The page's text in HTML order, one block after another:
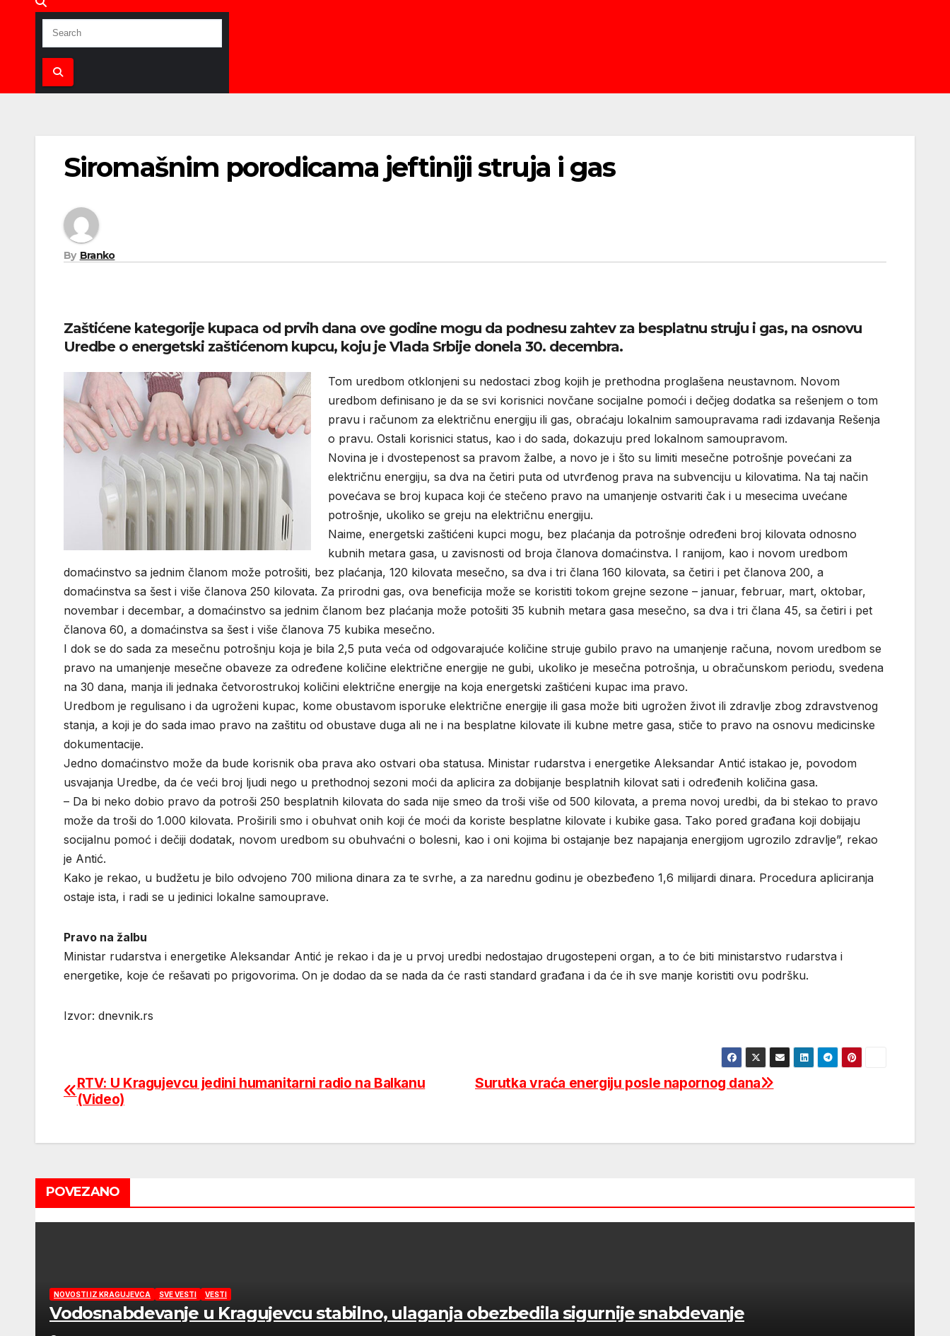
Siromašnim porodicama jeftiniji struja i gas
By Branko
Zaštićene kategorije kupaca od prvih dana ove godine mogu da podnesu zahtev za besplatnu struju i gas, na osnovu
Uredbe o energetski zaštićenom kupcu, koju je Vlada Srbije donela 30. decembra.
Tom uredbom otklonjeni su nedostaci zbog kojih je prethodna proglašena neustavnom. Novom
uredbom definisano je da se svi korisnici novčane socijalne pomoći i dečjeg dodatka sa rešenjem o tom
pravu i računom za električnu energiju ili gas, obraćaju lokalnim samoupravama radi izdavanja Rešenja
o pravu. Ostali korisnici status, kao i do sada, dokazuju pred lokalnom samoupravom.
Novina je i dvostepenost sa pravom žalbe, a novo je i što su limiti mesečne potrošnje povećani za
električnu energiju, sa dva na četiri puta od utvrđenog prava na subvenciju u kilovatima. Na taj način
povećava se broj kupaca koji će stečeno pravo na umanjenje ostvariti čak i u mesecima uvećane
potrošnje, ukoliko se greju na električnu energiju.
Naime, energetski zaštićeni kupci mogu, bez plaćanja da potrošnje određeni broj kilovata odnosno
kubnih metara gasa, u zavisnosti od broja članova domaćinstva. I ranijom, kao i novom uredbom
domaćinstvo sa jednim članom može potrošiti, bez plaćanja, 120 kilovata mesečno, sa dva i tri člana 160 kilovata, sa četiri i pet članova 200, a
domaćinstva sa šest i više članova 250 kilovata. Za prirodni gas, ova beneficija može se koristiti tokom grejne sezone – januar, februar, mart, oktobar,
novembar i decembar, a domaćinstvo sa jednim članom bez plaćanja može potošiti 35 kubnih metara gasa mesečno, sa dva i tri člana 45, sa četiri i pet
članova 60, a domaćinstva sa šest i više članova 75 kubika mesečno.
I dok se do sada za mesečnu potrošnju koja je bila 2,5 puta veća od odgovarajuće količine struje gubilo pravo na umanjenje računa, novom uredbom se
pravo na umanjenje mesečne obaveze za određene količine električne energije ne gubi, ukoliko je mesečna potrošnja, u obračunskom periodu, svedena
na 30 dana, manja ili jednaka četvorostrukoj količini električne energije na koja energetski zaštićeni kupac ima pravo.
Uredbom je regulisano i da ugroženi kupac, kome obustavom isporuke električne energije ili gasa može biti ugrožen život ili zdravlje zbog zdravstvenog
stanja, a koji je do sada imao pravo na zaštitu od obustave duga ali ne i na besplatne kilovate ili kubne metre gasa, stiče to pravo na osnovu medicinske
dokumentacije.
Jedno domaćinstvo može da bude korisnik oba prava ako ostvari oba statusa. Ministar rudarstva i energetike Aleksandar Antić istakao je, povodom
usvajanja Uredbe, da će veći broj ljudi nego u prethodnoj sezoni moći da aplicira za dobijanje besplatnih kilovat sati i određenih količina gasa.
– Da bi neko dobio pravo da potroši 250 besplatnih kilovata do sada nije smeo da troši više od 500 kilovata, a prema novoj uredbi, da bi stekao to pravo
može da troši do 1.000 kilovata. Proširili smo i obuhvat onih koji će moći da koriste besplatne kilovate i kubike gasa. Tako pored građana koji dobijaju
socijalnu pomoć i dečiji dodatak, novom uredbom su obuhvaćni o bolesni, kao i oni kojima bi ostajanje bez napajanja energijom ugrozilo zdravlje”, rekao
je Antić.
Kako je rekao, u budžetu je bilo odvojeno 700 miliona dinara za te svrhe, a za narednu godinu je obezbeđeno 1,6 milijardi dinara. Procedura apliciranja
ostaje ista, i radi se u jedinici lokalne samouprave.
Pravo na žalbu
Ministar rudarstva i energetike Aleksandar Antić je rekao i da je u prvoj uredbi nedostajao drugostepeni organ, a to će biti ministarstvo rudarstva i
energetike, koje će rešavati po prigovorima. On je dodao da se nada da će rasti standard građana i da će ih sve manje koristiti ovu podršku.
Izvor: dnevnik.rs
Post
Surutka vraća energiju posle napornog dana
RTV: U Kragujevcu jedini humanitarni radio na Balkanu
(Video)
POVEZANO
NOVOSTI IZ KRAGUJEVCA SVE VESTI VESTI
Vodosnabdevanje u Kragujevcu stabilno, ulaganja obezbedila sigurnije snabdevanje